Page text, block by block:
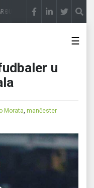
ĐURIĆ: Promocija potencijal
☰
u
Morata,mančester